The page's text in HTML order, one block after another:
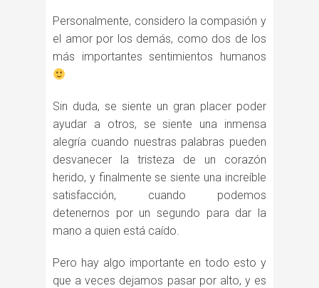
Personalmente, considero la compasión y
el amor por los demás, como dos de los
más importantes sentimientos humanos
Sin duda, se siente un gran placer poder
ayudar a otros, se siente una inmensa
alegría cuando nuestras palabras pueden
desvanecer la tristeza de un corazón
herido, y finalmente se siente una increíble
satisfacción, cuando podemos
detenernos por un segundo para dar la
mano a quien está caído.
Pero hay algo importante en todo esto y
que a veces dejamos pasar por alto, y es